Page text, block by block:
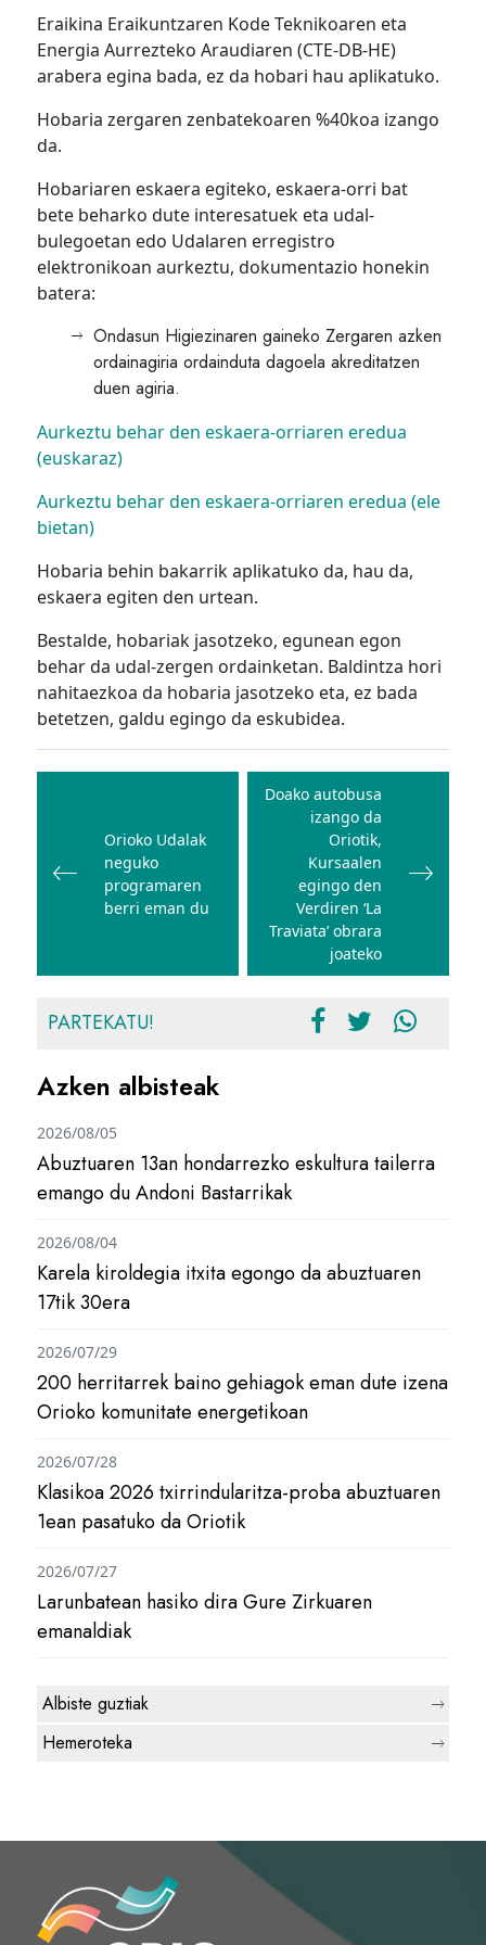
Eraikina Eraikuntzaren Kode Teknikoaren eta
Energia Aurrezteko Araudiaren (CTE-DB-HE)
arabera egina bada, ez da hobari hau aplikatuko.
Hobaria zergaren zenbatekoaren %40koa izango
da.
Hobariaren eskaera egiteko, eskaera-orri bat
bete beharko dute interesatuek eta udal-
bulegoetan edo Udalaren erregistro
elektronikoan aurkeztu, dokumentazio honekin
batera:
Ondasun Higiezinaren gaineko Zergaren azken
ordainagiria ordainduta dagoela akreditatzen
duen agiria.
Aurkeztu behar den eskaera-orriaren eredua
(euskaraz)
Aurkeztu behar den eskaera-orriaren eredua (ele
bietan)
Hobaria behin bakarrik aplikatuko da, hau da,
eskaera egiten den urtean.
Bestalde, hobariak jasotzeko, egunean egon
behar da udal-zergen ordainketan. Baldintza hori
nahitaezkoa da hobaria jasotzeko eta, ez bada
betetzen, galdu egingo da eskubidea.
Bidalketetan
nabigatuOrioko Udalak
neguko
programaren
berri eman du
Doako autobusa
izango da
Oriotik,
Kursaalen
egingo den
Verdiren ‘La
Traviata’ obrara
joateko
PARTEKATU!
Azken albisteak
Abuztuaren 13an hondarrezko eskultura tailerra
emango du Andoni Bastarrikak
2026/08/05
Karela kiroldegia itxita egongo da abuztuaren
17tik 30era
2026/08/04
200 herritarrek baino gehiagok eman dute izena
Orioko komunitate energetikoan
2026/07/29
Klasikoa 2026 txirrindularitza-proba abuztuaren
1ean pasatuko da Oriotik
2026/07/28
Larunbatean hasiko dira Gure Zirkuaren
emanaldiak
2026/07/27
Albiste guztiak
Hemeroteka